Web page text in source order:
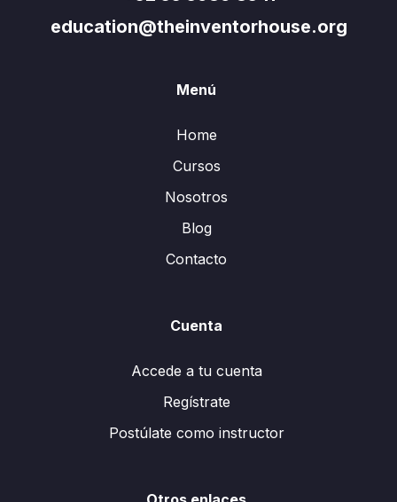
education@theinventorhouse.org
Menú
Home
Cursos
Nosotros
Blog
Contacto
Cuenta
Accede a tu cuenta
Regístrate
Postúlate como instructor